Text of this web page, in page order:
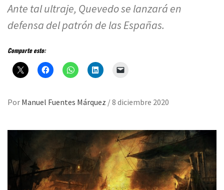
Ante tal ultraje, Quevedo se lanzará en
defensa del patrón de las Españas.
Comparte esto:
Por Manuel Fuentes Márquez /8 diciembre 2020